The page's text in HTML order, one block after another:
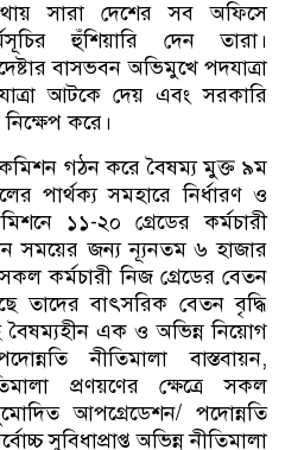
সারা দেশের সব অফিসে
হুঁশিয়ারি দেন তারা।
বাসভবন অভিমুখে পদযাত্রা
আটকে দেয় এবং সরকারি
করে।
গঠন করে বৈষম্য মুক্ত ৯ম
পার্থক্য সমহারে নির্ধারণ ও
১১-২০ গ্রেডের কর্মচারী
সময়ের জন্য ন্যূনতম ৬ হাজার
কর্মচারী নিজ গ্রেডের বেতন
তাদের বাৎসরিক বেতন বৃদ্ধি
বৈষম্যহীন এক ও অভিন্ন নিয়োগ
নীতিমালা বাস্তবায়ন,
প্রণয়ণের ক্ষেত্রে সকল
আপগ্রেডেশন/ পদোন্নতি
সুবিধাপ্রাপ্ত অভিন্ন নীতিমালা